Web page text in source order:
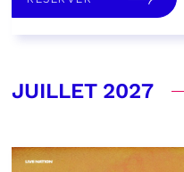
JUILLET 2027